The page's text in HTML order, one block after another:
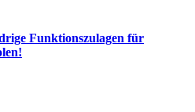
Funktionszulagen für